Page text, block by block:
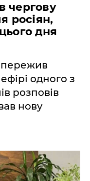
чергову
росіян,
дня
пережив
одного з
розповів
нову